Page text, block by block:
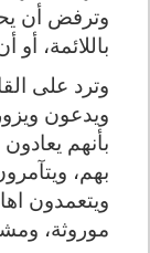
وترفض أن
باللائمة، أو
وترد على
ويدعون
بأنهم
بهم،
ويتعمدون
موروثة،